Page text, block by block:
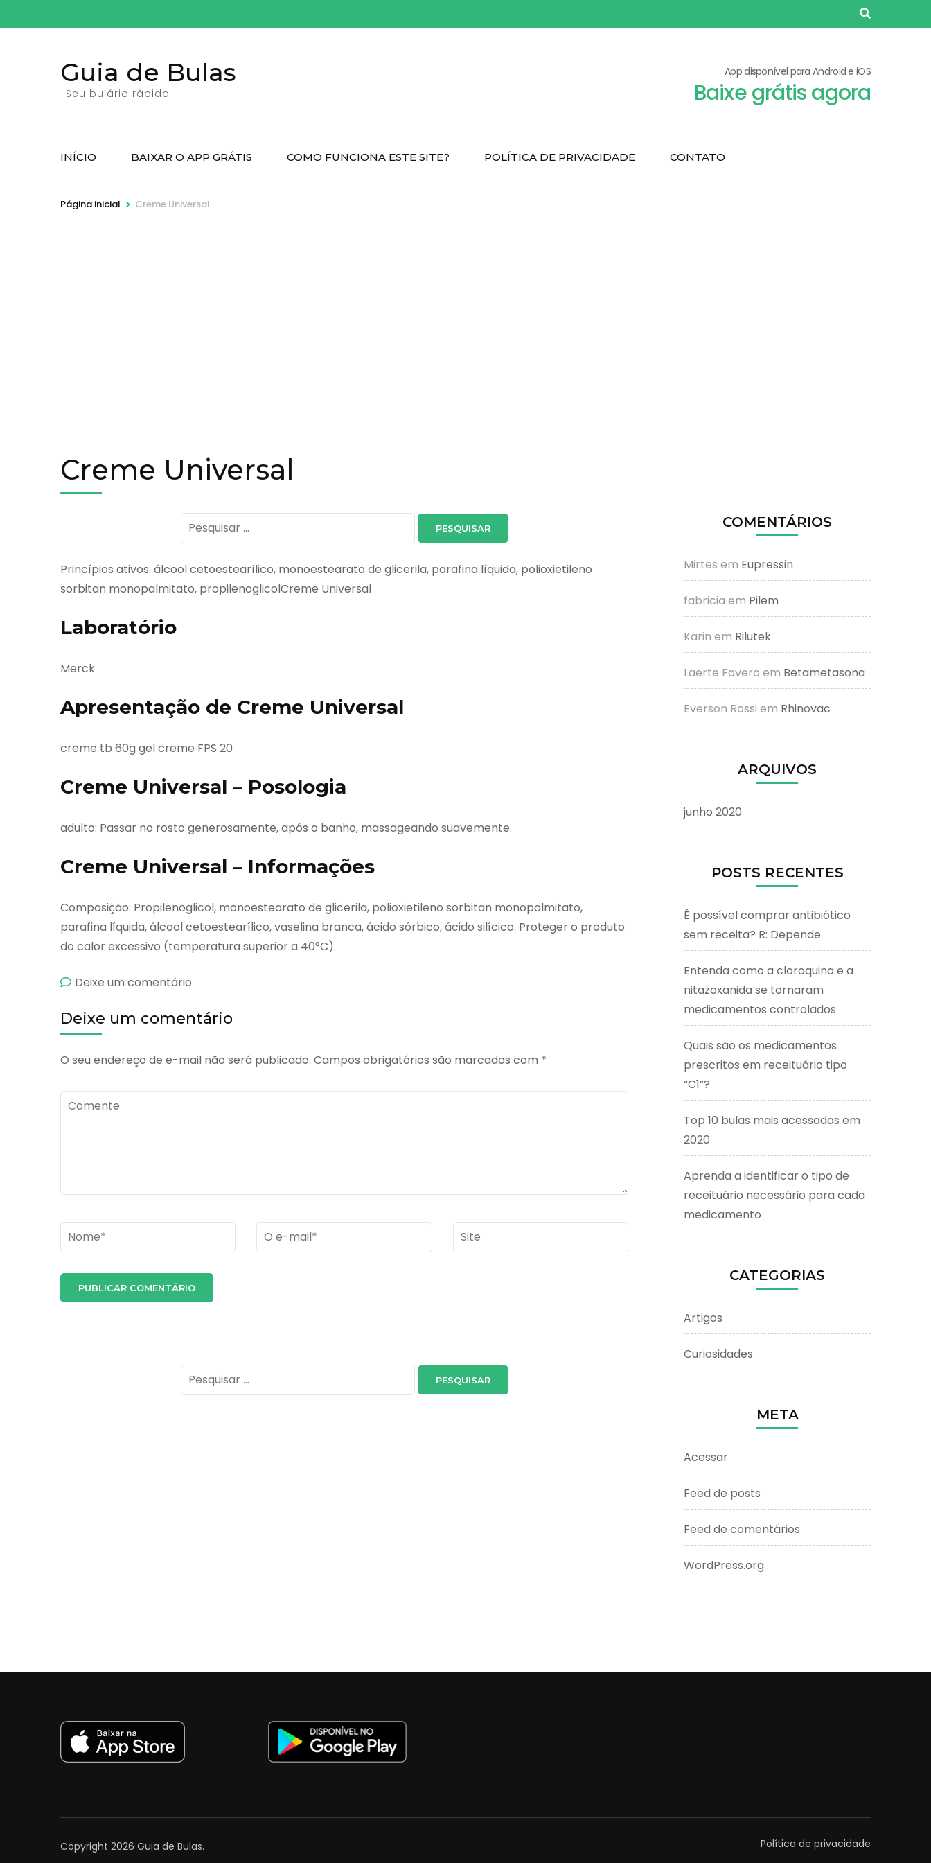
para
Guia de Bulas
Seu bulário rápido
App disponível para Android e iOS
Baixe grátis agora
INÍCIO BAIXAR O APP GRÁTIS COMO FUNCIONA ESTE SITE? POLÍTICA DE PRIVACIDADE CONTATO
Página inicial > Creme Universal
Creme Universal
Pesquisar
por:
Princípios ativos: álcool cetoestearílico, monoestearato de glicerila, parafina líquida, polioxietileno
sorbitan monopalmitato, propilenoglicolCreme Universal
Laboratório
Merck
Apresentação de Creme Universal
creme tb 60g gel creme FPS 20
Creme Universal – Posologia
adulto: Passar no rosto generosamente, após o banho, massageando suavemente.
Creme Universal – Informações
Composição: Propilenoglicol, monoestearato de glicerila, polioxietileno sorbitan monopalmitato,
parafina líquida, álcool cetoestearílico, vaselina branca, ácido sórbico, ácido silícico. Proteger o produto
do calor excessivo (temperatura superior a 40°C).
Deixe um comentário
Deixe um comentário
O seu endereço de e-mail não será publicado. Campos obrigatórios são marcados com *
Comente
Name* Email * Site
Pesquisar
por:
COMENTÁRIOS
Mirtes em Eupressin
fabricia em Pilem
Karin em Rilutek
Laerte Favero em Betametasona
Everson Rossi em Rhinovac
ARQUIVOS
junho 2020
POSTS RECENTES
É possível comprar antibiótico
sem receita? R: Depende
Entenda como a cloroquina e a
nitazoxanida se tornaram
medicamentos controlados
Quais são os medicamentos
prescritos em receituário tipo
“C1”?
Top 10 bulas mais acessadas em
2020
Aprenda a identificar o tipo de
receituário necessário para cada
medicamento
CATEGORIAS
Artigos
Curiosidades
META
Acessar
Feed de posts
Feed de comentários
WordPress.org
Copyright 2026 Guia de Bulas. Política de privacidade